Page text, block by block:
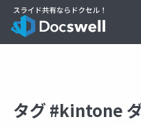
タグ #kintone